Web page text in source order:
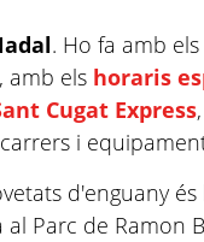
. Ho fa amb els
, amb els horaris
Cugat Express
i
d'enguany és
al Parc de Ramon